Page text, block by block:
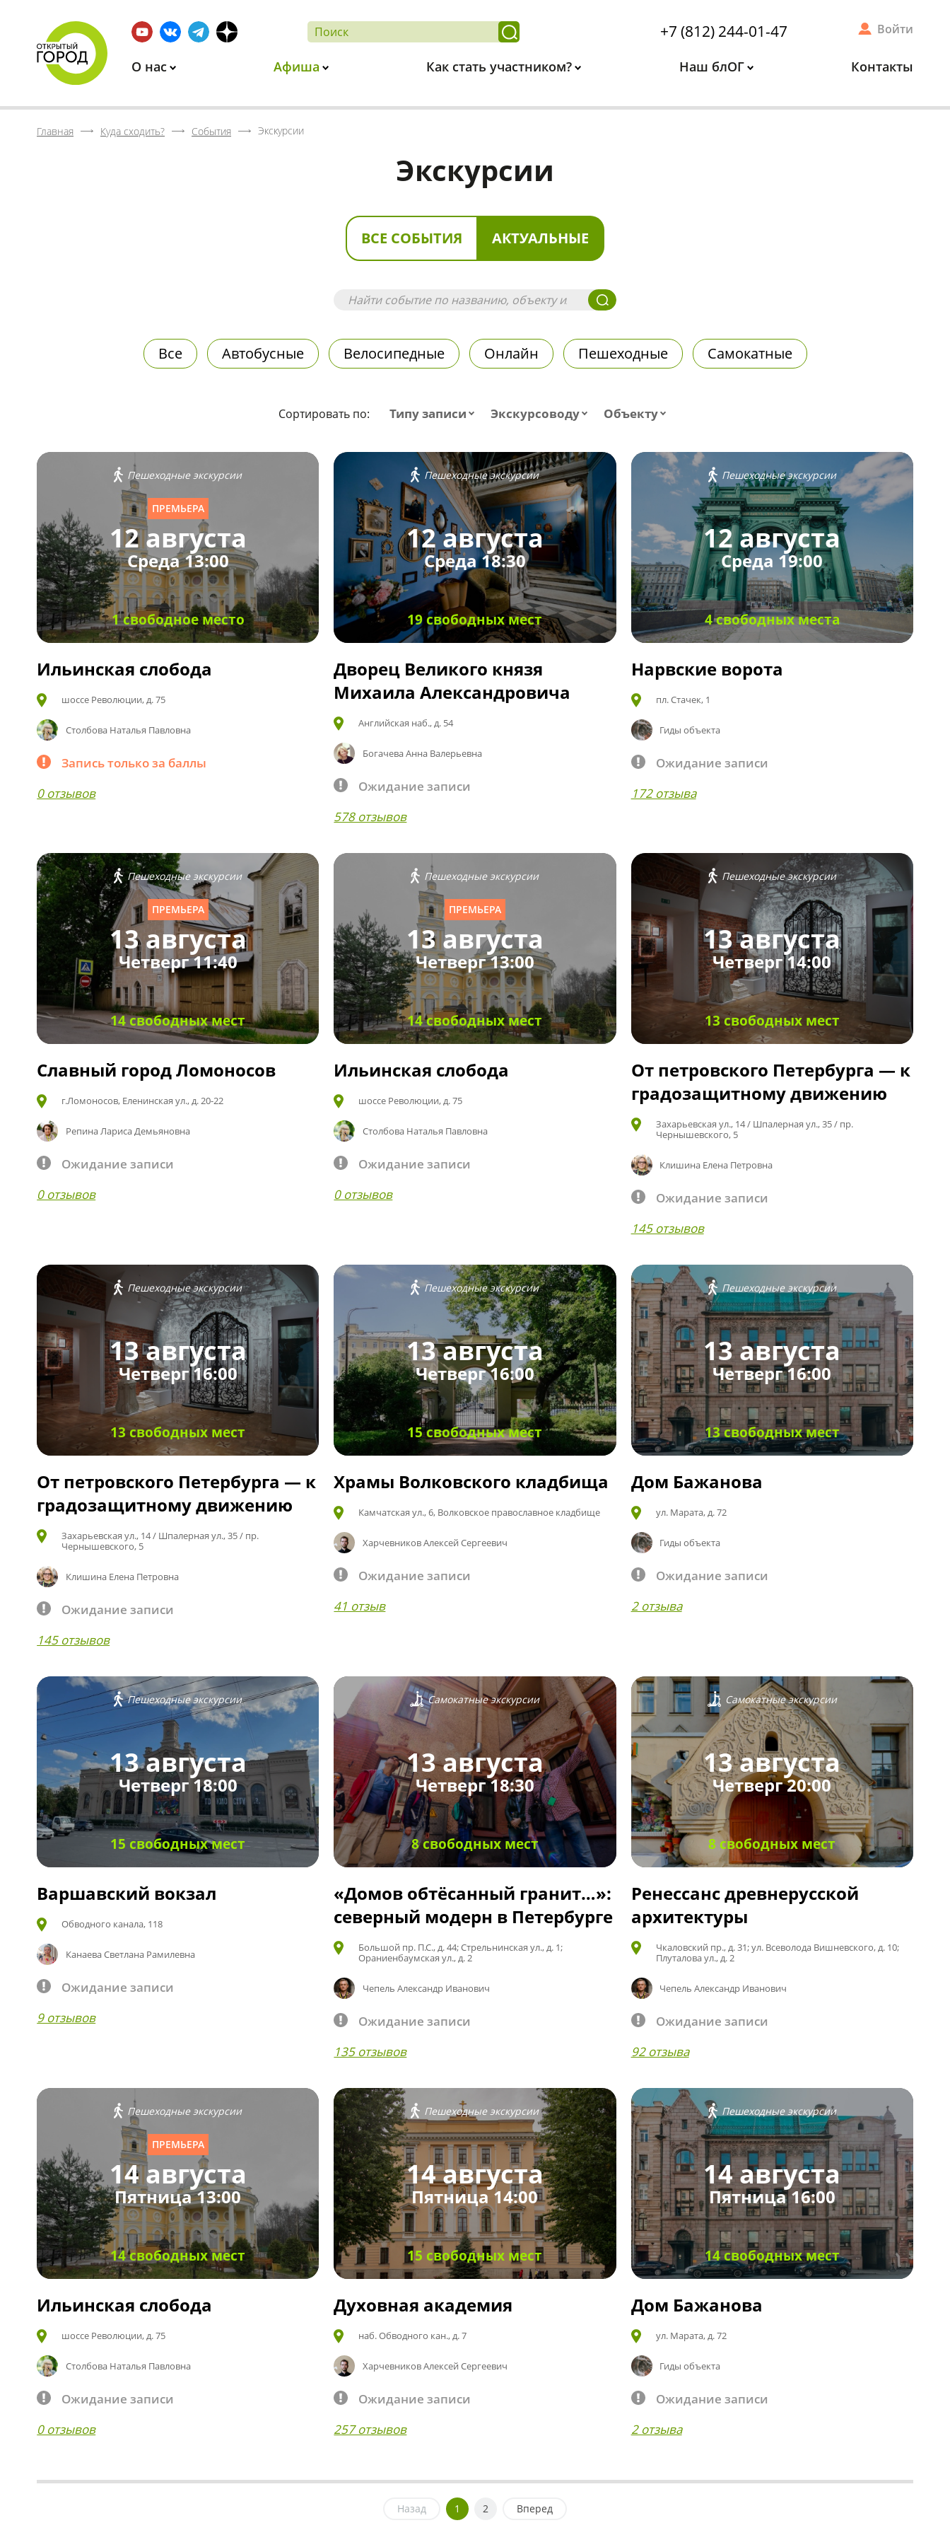
+7 (812) 244-01-47 Войти
О нас Афиша Как стать участником? Наш блОГ Контакты
Главная Куда сходить? События Экскурсии
Экскурсии
ВСЕ СОБЫТИЯ АКТУАЛЬНЫЕ
Все Автобусные Велосипедные Онлайн Пешеходные Самокатные
Сортировать по: Типу записи Экскурсоводу Объекту
Пешеходные экскурсии
ПРЕМЬЕРА
12 августа
Среда 13:00
1 свободное место
Ильинская слобода
шоссе Революции, д. 75
Столбова Наталья Павловна
Запись только за баллы
0 отзывов
Пешеходные экскурсии
12 августа
Среда 18:30
19 свободных мест
Дворец Великого князя
Михаила Александровича
Английская наб., д. 54
Богачева Анна Валерьевна
Ожидание записи
578 отзывов
Пешеходные экскурсии
12 августа
Среда 19:00
4 свободных места
Нарвские ворота
пл. Стачек, 1
Гиды объекта
Ожидание записи
172 отзыва
Пешеходные экскурсии
ПРЕМЬЕРА
13 августа
Четверг 11:40
14 свободных мест
Славный город Ломоносов
г.Ломоносов, Еленинская ул., д. 20-22
Репина Лариса Демьяновна
Ожидание записи
0 отзывов
Пешеходные экскурсии
ПРЕМЬЕРА
13 августа
Четверг 13:00
14 свободных мест
Ильинская слобода
шоссе Революции, д. 75
Столбова Наталья Павловна
Ожидание записи
0 отзывов
Пешеходные экскурсии
13 августа
Четверг 14:00
13 свободных мест
От петровского Петербурга — к
градозащитному движению
Захарьевская ул., 14 / Шпалерная ул., 35 / пр.
Чернышевского, 5
Клишина Елена Петровна
Ожидание записи
145 отзывов
Пешеходные экскурсии
13 августа
Четверг 16:00
13 свободных мест
От петровского Петербурга — к
градозащитному движению
Захарьевская ул., 14 / Шпалерная ул., 35 / пр.
Чернышевского, 5
Клишина Елена Петровна
Ожидание записи
145 отзывов
Пешеходные экскурсии
13 августа
Четверг 16:00
15 свободных мест
Храмы Волковского кладбища
Камчатская ул., 6, Волковское православное кладбище
Харчевников Алексей Сергеевич
Ожидание записи
41 отзыв
Пешеходные экскурсии
13 августа
Четверг 16:00
13 свободных мест
Дом Бажанова
ул. Марата, д. 72
Гиды объекта
Ожидание записи
2 отзыва
Пешеходные экскурсии
13 августа
Четверг 18:00
15 свободных мест
Варшавский вокзал
Обводного канала, 118
Канаева Светлана Рамилевна
Ожидание записи
9 отзывов
Самокатные экскурсии
13 августа
Четверг 18:30
8 свободных мест
«Домов обтёсанный гранит…»:
северный модерн в Петербурге
Большой пр. П.С., д. 44; Стрельнинская ул., д. 1;
Ораниенбаумская ул., д. 2
Чепель Александр Иванович
Ожидание записи
135 отзывов
Самокатные экскурсии
13 августа
Четверг 20:00
8 свободных мест
Ренессанс древнерусской
архитектуры
Чкаловский пр., д. 31; ул. Всеволода Вишневского, д. 10;
Плуталова ул., д. 2
Чепель Александр Иванович
Ожидание записи
92 отзыва
Пешеходные экскурсии
ПРЕМЬЕРА
14 августа
Пятница 13:00
14 свободных мест
Ильинская слобода
шоссе Революции, д. 75
Столбова Наталья Павловна
Ожидание записи
0 отзывов
Пешеходные экскурсии
14 августа
Пятница 14:00
15 свободных мест
Духовная академия
наб. Обводного кан., д. 7
Харчевников Алексей Сергеевич
Ожидание записи
257 отзывов
Пешеходные экскурсии
14 августа
Пятница 16:00
14 свободных мест
Дом Бажанова
ул. Марата, д. 72
Гиды объекта
Ожидание записи
2 отзыва
Назад 1 2 Вперед